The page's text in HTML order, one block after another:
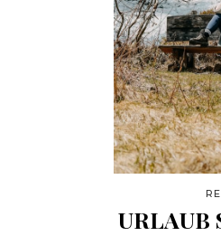
URLAUB